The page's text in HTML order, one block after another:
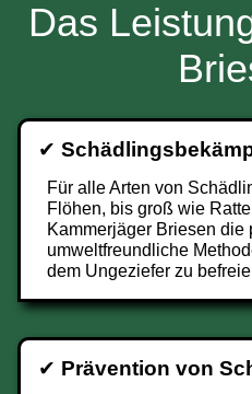
Das
✔
Für alle Arten von
Flöhen, bis groß wie
Kammerjäger Briesen die
umweltfreundliche
dem Ungeziefer zu
✔ Prävention von